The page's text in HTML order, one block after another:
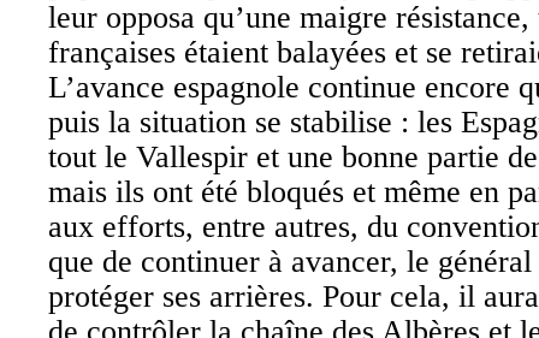
leur opposa qu’une maigre
françaises étaient balayées et se
L’avance espagnole continue encore
puis la situation se stabilise : les
tout le Vallespir et une bonne partie
mais ils ont été bloqués et même en
aux efforts, entre autres, du
que de continuer à avancer, le
protéger ses arrières. Pour cela, il